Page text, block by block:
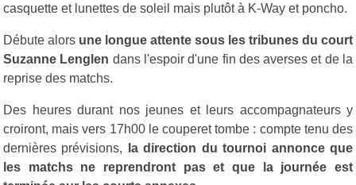
casquette et lunettes de soleil mais plutôt à K-Way et poncho.
Débute alors une longue attente sous les tribunes du court
Suzanne Lenglen dans l'espoir d'une fin des averses et de la
reprise des matchs.
Des heures durant nos jeunes et leurs accompagnateurs y
croiront, mais vers 17h00 le couperet tombe : compte tenu des
dernières prévisions,
la direction du tournoi annonce que
les matchs ne reprendront pas et que la journée est